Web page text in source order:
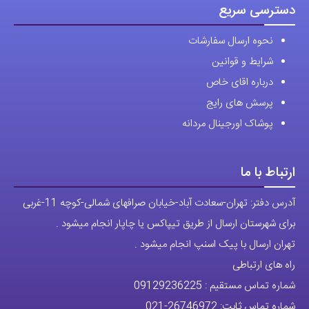
دسترسی سریع
نحوه ارسال سفارشات
شرایط و قوانین
درباره اقای خاص
پرسش های رایج
پوشاک اورجینال مردانه
ارتباط با ما
آدرس دفتر: تهران-سعادت آباد-خیابان صرافهای شمالی-کوچه 11-غربی
برای شهرستان ارسال از طریق تیپاکس یا چاپار انجام میشود .
تهران ارسال با پیک اسنپ انجام میشود .
راه های ارتباطی
شماره تماس مستقیم : 09129236225